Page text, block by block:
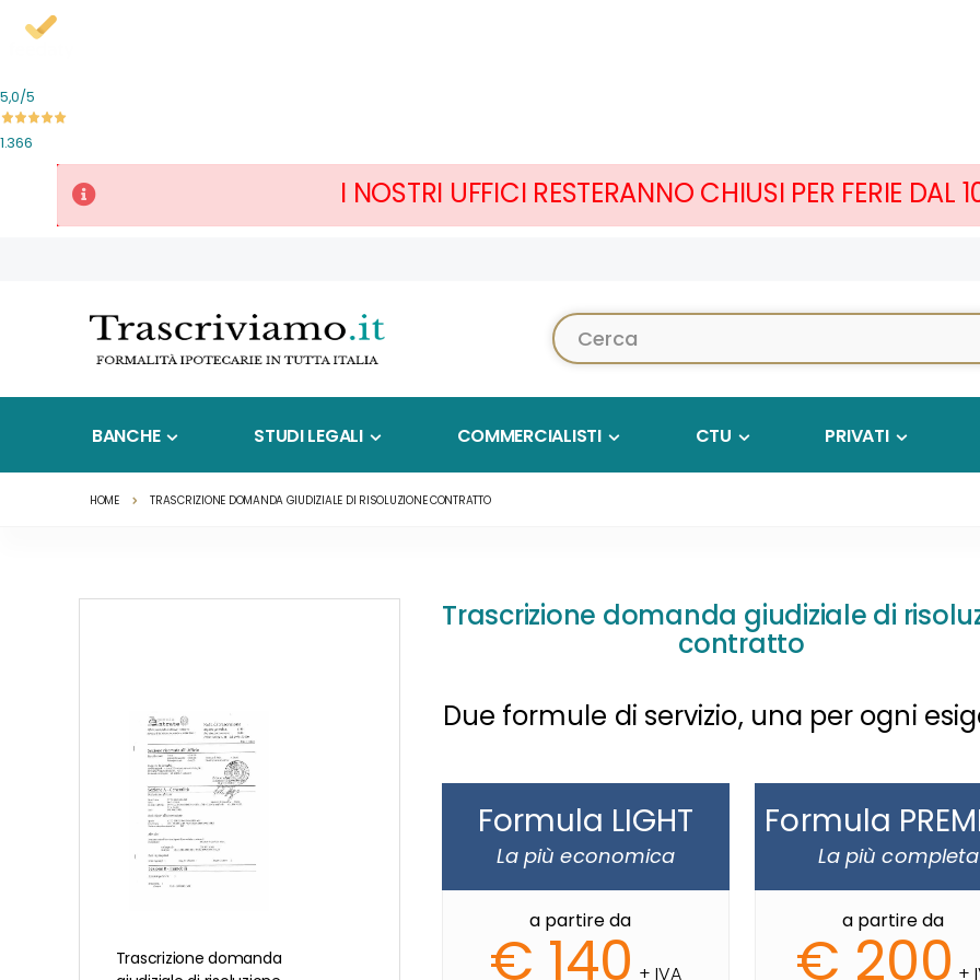
5,0/5
1.366
I NOSTRI UFFICI RESTERANNO CHIUSI PER FERIE DAL
Cerca...
BANCHE STUDI LEGALI COMMERCIALISTI CTU PRIVATI
HOME TRASCRIZIONE DOMANDA GIUDIZIALE DI RISOLUZIONE CONTRATTO
Trascrizione domanda
Trascrizione domanda giudiziale di
contratto
Due formule di servizio, una per ogni
Formula LIGHT
La più economica
a partire da
€ 140 + IVA
Formula
La più completa
a partire da
€ 200 +